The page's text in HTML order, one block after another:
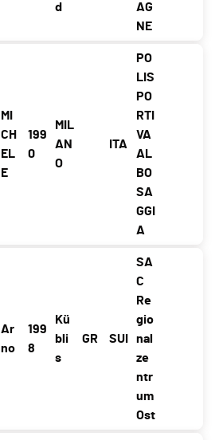
d
AG
NE
MI
CH
EL
E
199
0
MIL
AN
O
ITA
PO
LIS
PO
RTI
VA
AL
BO
SA
GGI
A
Ar
no
199
8
Kü
bli
s
GR SUI
SA
C
Re
gio
nal
ze
ntr
um
Ost